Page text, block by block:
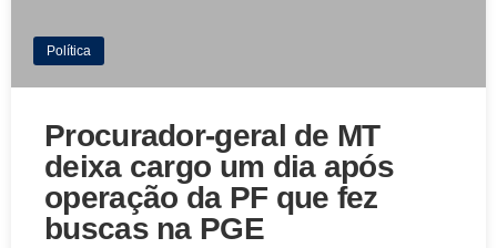
Política
Procurador-geral de MT
deixa cargo um dia após
operação da PF que fez
buscas na PGE